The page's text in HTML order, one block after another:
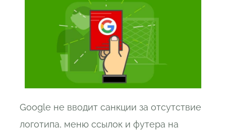
Google не вводит санкции за отсутствие
логотипа, меню ссылок и футера на